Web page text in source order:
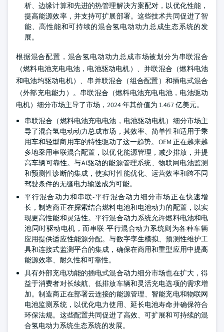
析、边缘计算和先进的热管理解决方案配对，以优化性能，
提高能源效率，并支持可扩展部署。这些技术共同促进了智
能、高性能和可持续的混合氢电动动力总成生态系统的发
展。
根据混合配置，混合氢电动动力总成市场被划分为串联混合
（燃料电池充电电池，电池驱动电机）、并联混合（燃料电池
和电池均驱动电机）、串并联混合（组合配置）和插电式混合
（外部充电能力）。串联混合（燃料电池充电电池，电池驱动
电机）细分市场主导了市场，2024 年其价值为 1.467 亿美元。
串联混合（燃料电池充电电池，电池驱动电机）细分市场主
导了混合氢电动动力总成市场，其效率、简单性和适用于乘
用车和轻型商用车的特性驱动了这一趋势。OEM 正在越来越
多地采用串联混合配置，以优化能源管理，减少排放，并提
高车辆可靠性。与AI驱动的能源管理系统、物联网电池监测
和预测性诊断的集成，使实时性能优化、运营效率和跨不同
驾驶条件的无缝电力输送成为可能。
平行混合动力和串联-平行混合动力细分市场正在快速增
长，制造商正在探索结合燃料电池和电池动力的配置，以实
现更高性能和灵活性。平行混合动力系统允许燃料电池和电
池同时驱动电机，而串联-平行混合动力系统则为各种车辆
应用提供适应性能源分配。与数字孪生模拟、预测性维护工
具和连接式监测平台的集成，确保在商用和重型应用中提高
能源效率、耐久性和可靠性。
具有外部充电功能的插电式混合动力细分市场也在扩大，得
益于消费者对长续航、低排放车辆和灵活充电选项的需求增
加。制造商正在部署云连接的能源管理、智能充电和物联网
电池监测系统，以优化电力使用、延长电池寿命并确保符合
环保法规。这些配置共同促进了高效、可扩展和可持续的混
合氢电动力系统生态系统的发展。